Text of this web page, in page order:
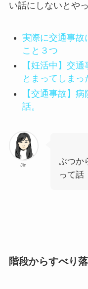
い話にしないとや
実際に交通事故
こと３つ
【妊活中】交
とまってしまっ
【交通事故】
話。
Jin
ぶつか
って話
階段からすべり